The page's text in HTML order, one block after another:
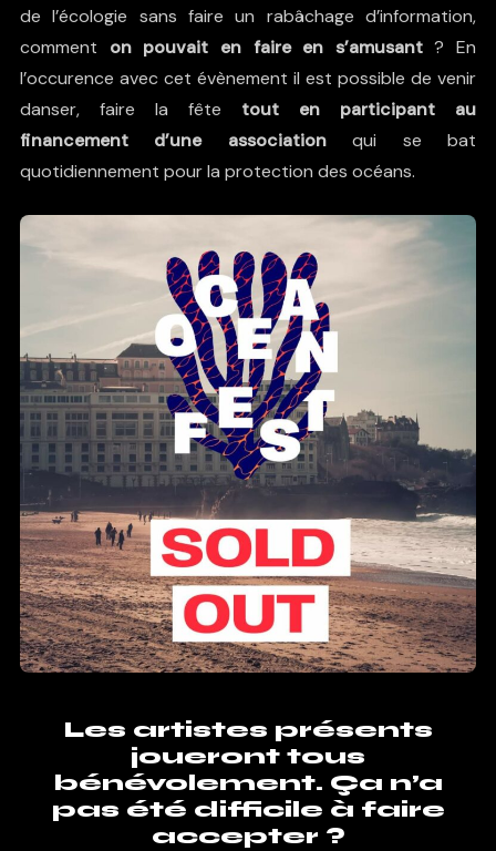
de l’écologie sans faire un rabâchage d’information,
comment on pouvait en faire en s’amusant? En
l’occurence avec cet évènement il est possible de venir
danser, faire la fête tout en participant au
financement d’une associationqui se bat
quotidiennement pour la protection des océans.
Les artistes présents
joueront tous
bénévolement. Ça n’a
pas été difficile à faire
accepter ?